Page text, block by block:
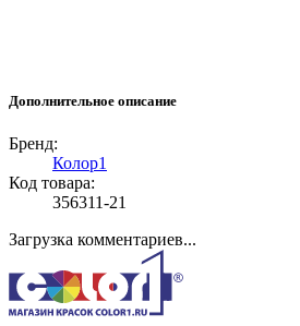
Дополнительное описание
Бренд:
Колор1
Код товара:
356311-21
Загрузка комментариев...